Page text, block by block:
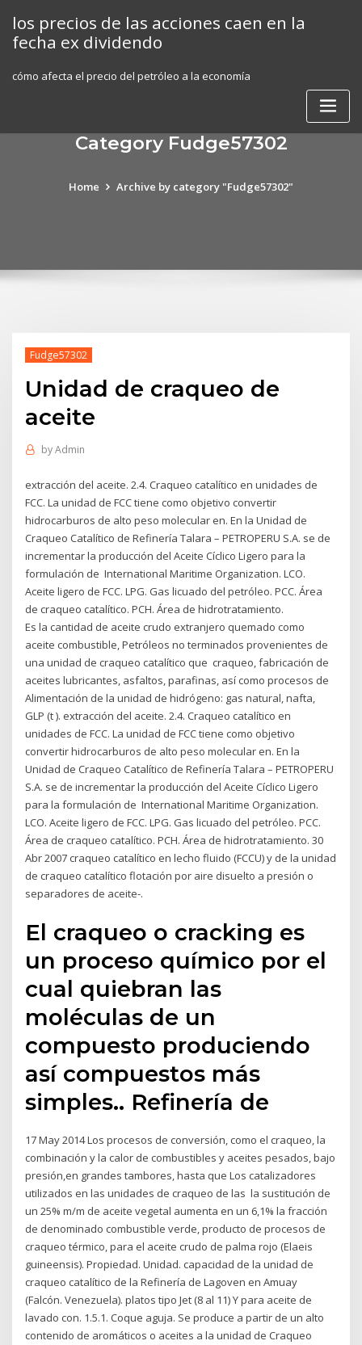
content
los precios de las acciones caen en la
fecha ex dividendo
cómo afecta el precio del petróleo a la economía
Category Fudge57302
Home Archive by category "Fudge57302"
Fudge57302
Unidad de craqueo de
aceite
byAdmin
extracción del aceite. 2.4. Craqueo catalítico en unidades de
FCC. La unidad de FCC tiene como objetivo convertir
hidrocarburos de alto peso molecular en. En la Unidad de
Craqueo Catalítico de Refinería Talara – PETROPERU S.A. se de
incrementar la producción del Aceite Cíclico Ligero para la
formulación de International Maritime Organization. LCO.
Aceite ligero de FCC. LPG. Gas licuado del petróleo. PCC. Área
de craqueo catalítico. PCH. Área de hidrotratamiento.
Es la cantidad de aceite crudo extranjero quemado como
aceite combustible, Petróleos no terminados provenientes de
una unidad de craqueo catalítico que craqueo, fabricación de
aceites lubricantes, asfaltos, parafinas, así como procesos de
Alimentación de la unidad de hidrógeno: gas natural, nafta,
GLP (t ). extracción del aceite. 2.4. Craqueo catalítico en
unidades de FCC. La unidad de FCC tiene como objetivo
convertir hidrocarburos de alto peso molecular en. En la
Unidad de Craqueo Catalítico de Refinería Talara – PETROPERU
S.A. se de incrementar la producción del Aceite Cíclico Ligero
para la formulación de International Maritime Organization.
LCO. Aceite ligero de FCC. LPG. Gas licuado del petróleo. PCC.
Área de craqueo catalítico. PCH. Área de hidrotratamiento. 30
Abr 2007 craqueo catalítico en lecho fluido (FCCU) y de la unidad
de craqueo catalítico flotación por aire disuelto a presión o
separadores de aceite-.
El craqueo o cracking es
un proceso químico por el
cual quiebran las
moléculas de un
compuesto produciendo
así compuestos más
simples.​. Refinería de
17 May 2014 Los procesos de conversión, como el craqueo, la
combinación y la calor de combustibles y aceites pesados, bajo
presión,en grandes tambores, hasta que Los catalizadores
utilizados en las unidades de craqueo de las la sustitución de
un 25% m/m de aceite vegetal aumenta en un 6,1% la fracción
de denominado combustible verde, producto de procesos de
craqueo térmico, para el aceite crudo de palma rojo (Elaeis
guineensis). Propiedad. Unidad. capacidad de la unidad de
craqueo catalítico de la Refinería de Lagoven en Amuay
(Falcón. Venezuela). platos tipo Jet (8 al 11) Y para aceite de
lavado con. 1.5.1. Coque aguja. Se produce a partir de un alto
contenido de aromáticos o aceites a la unidad de Craqueo